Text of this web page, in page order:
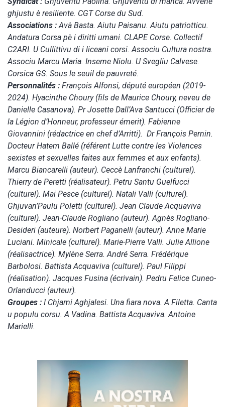
ghjustu è resiliente. CGT Corse du Sud.
Associations : Avà Basta. Aiutu Paisanu. Aiutu patriotticu.
Andatura Corsa pè i diritti umani. CLAPE Corse. Collectif
C2ARI. U Cullittivu di i liceani corsi. Associu Cultura nostra.
Associu Marcu Maria. Inseme Niolu. U Svegliu Calvese.
Corsica GS. Sous le seuil de pauvreté.
Personnalités : François Alfonsi, député européen (2019-
2024). Hyacinthe Choury (fils de Maurice Choury, neveu de
Danielle Casanova). Pr Josette Dall’Ava Santucci (Officier de
la Légion d’Honneur, professeur émerit). Fabienne
Giovannini (rédactrice en chef d’Arritti). Dr François Pernin.
Docteur Hatem Ballé (référent Lutte contre les Violences
sexistes et sexuelles faites aux femmes et aux enfants).
Marcu Biancarelli (auteur). Ceccè Lanfranchi (culturel).
Thierry de Peretti (réalisateur). Petru Santu Guelfucci
(culturel). Mai Pesce (culturel). Natali Valli (culturel).
Ghjuvan’Paulu Poletti (culturel). Jean Claude Acquaviva
(culturel). Jean-Claude Rogliano (auteur). Agnès Rogliano-
Desideri (auteure). Norbert Paganelli (auteur). Anne Marie
Luciani. Minicale (culturel). Marie-Pierre Valli. Julie Allione
(réalisactrice). Mylène Serra. André Serra. Frédérique
Barbolosi. Battista Acquaviva (culturel). Paul Filippi
(réalisation). Jacques Fusina (écrivain). Pedru Felice Cuneo-
Orlanducci (auteur).
Groupes : I Chjami Aghjalesi. Una fiara nova. A Filetta. Canta
u populu corsu. A Vadina. Battista Acquaviva. Antoine
Marielli.